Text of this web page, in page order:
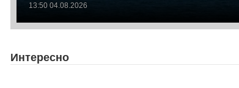
13:50 04.08.2026
Интересно